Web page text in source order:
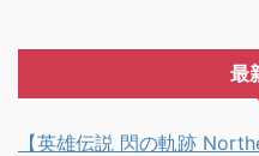
最
【英雄伝説 閃の軌跡